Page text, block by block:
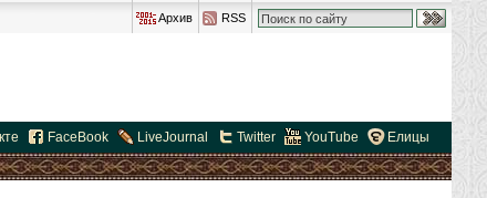
Архив RSS
FaceBook LiveJournal Twitter YouTube Елицы